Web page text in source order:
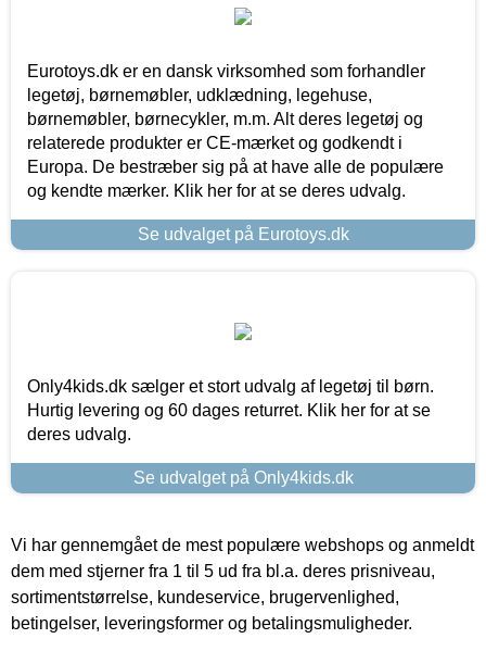
Eurotoys.dk er en dansk virksomhed som forhandler
legetøj, børnemøbler, udklædning, legehuse,
børnemøbler, børnecykler, m.m. Alt deres legetøj og
relaterede produkter er CE-mærket og godkendt i
Europa. De bestræber sig på at have alle de populære
og kendte mærker. Klik her for at se deres udvalg.
Se udvalget på Eurotoys.dk
Only4kids.dk sælger et stort udvalg af legetøj til børn.
Hurtig levering og 60 dages returret. Klik her for at se
deres udvalg.
Se udvalget på Only4kids.dk
Vi har gennemgået de mest populære webshops og anmeldt
dem med stjerner fra 1 til 5 ud fra bl.a. deres prisniveau,
sortimentstørrelse, kundeservice, brugervenlighed,
betingelser, leveringsformer og betalingsmuligheder.